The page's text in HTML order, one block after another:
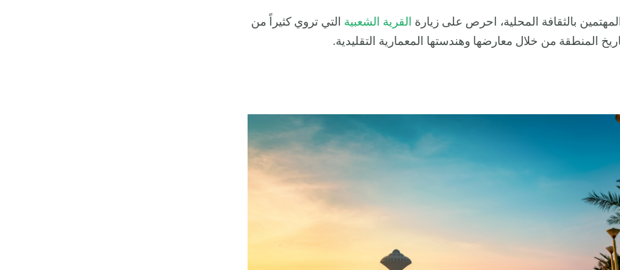
بالثقافة المحلية، احرص على زيارة القرية الشعبية التي تروي كثيراً من
المنطقة من خلال معارضها وهندستها المعمارية التقليدية.